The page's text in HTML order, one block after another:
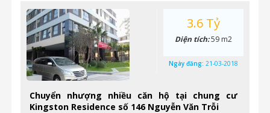
Chuyển nhượng nhiều căn hộ tại chung cư
Kingston Residence số 146 Nguyễn Văn Trỗi
3.6 Tỷ
Diện tích:59 m2
Ngày đăng: 21-03-2018